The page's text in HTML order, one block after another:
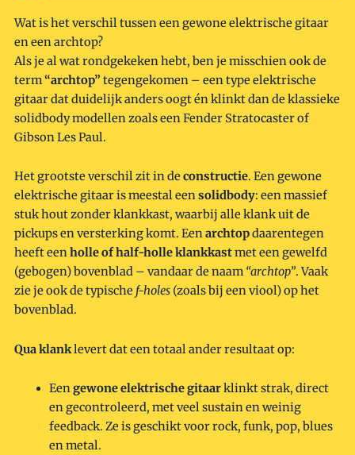
Wat is het verschil tussen een gewone elektrische gitaar
en een archtop?
Als je al wat rondgekeken hebt, ben je misschien ook de
term“archtop” tegengekomen – een type elektrische
gitaar dat duidelijk anders oogt én klinkt dan de klassieke
solidbody modellen zoals een Fender Stratocaster of
Gibson Les Paul.
Het grootste verschil zit in deconstructie. Een gewone
elektrische gitaar is meestal eensolidbody: een massief
stuk hout zonder klankkast, waarbij alle klank uit de
pickups en versterking komt. Eenarchtopdaarentegen
heeft eenholle of half-holle klankkastmet een gewelfd
(gebogen) bovenblad – vandaar de naam“archtop”. Vaak
zie je ook de typische f-holes(zoals bij een viool) op het
bovenblad.
Qua klanklevert dat een totaal ander resultaat op:
Eengewone elektrische gitaarklinkt strak, direct
en gecontroleerd, met veel sustain en weinig
feedback. Ze is geschikt voor rock, funk, pop, blues
en metal.